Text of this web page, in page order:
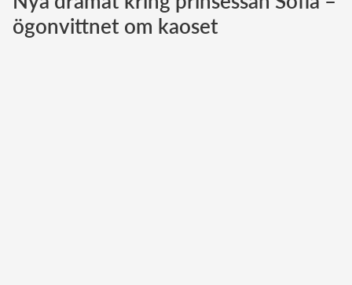
Norska kungahuset
ögonvittnet om kaoset